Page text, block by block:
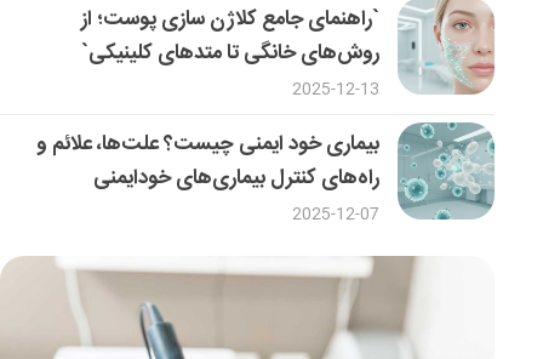
`راهنمای جامع کلاژن سازی پوست؛ از
روش‌های خانگی تا متدهای کلینیکی`
2025-12-13
بیماری خود ایمنی چیست؟ علت‌ها، علائم و
راه‌های کنترل بیماری‌های خودایمنی
2025-12-07